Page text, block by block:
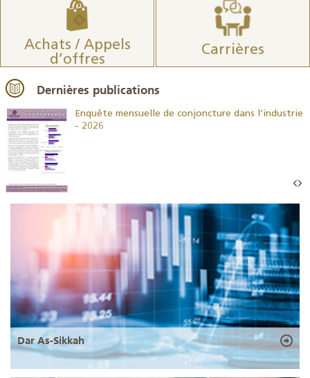
Achats / Appels
d’offres
Carrières
Dernières publications
Enquête mensuelle de conjoncture dans l’industrie
- 2026
Dar As-Sikkah